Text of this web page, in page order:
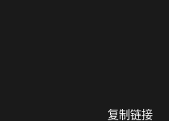
复制链接